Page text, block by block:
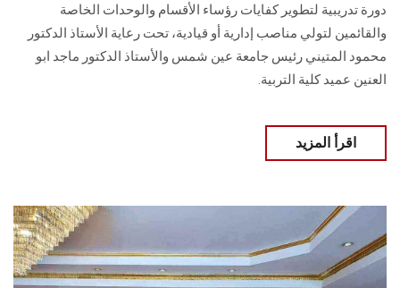
الزائـرون
دورة تدريبية لتطوير كفايات رؤساء الأقسام والوحدات الخاصة
والقائمين لتولي مناصب إدارية أو قيادية، تحت رعاية الأستاذ الدكتور
محمود المتيني رئيس جامعة عين شمس والأستاذ الدكتور ماجد ابو
العنين عميد كلية التربية.
اقرأ المزيد